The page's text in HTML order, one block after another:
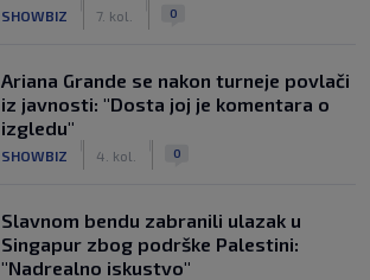
SHOWBIZ 7. kol. 0
Ariana Grande se nakon turneje povlači
iz javnosti: "Dosta joj je komentara o
izgledu"
SHOWBIZ 4. kol. 0
Slavnom bendu zabranili ulazak u
Singapur zbog podrške Palestini:
"Nadrealno iskustvo"